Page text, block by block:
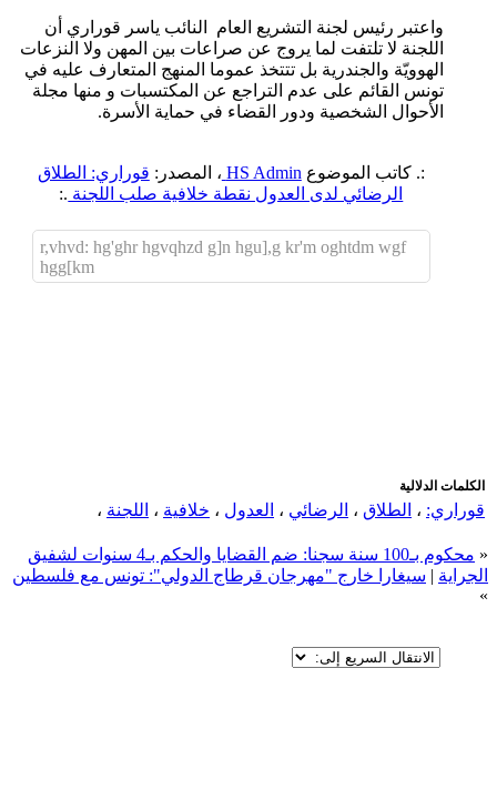
واعتبر رئيس لجنة التشريع العام النائب ياسر قوراري أن
اللجنة لا تلتفت لما يروج عن صراعات بين المهن ولا النزعات
الهوويّة والجندرية بل تتتخذ عموما المنهج المتعارف عليه في
تونس القائم على عدم التراجع عن المكتسبات و منها مجلة
الأحوال الشخصية ودور القضاء في حماية الأسرة.
:. كاتب الموضوع HS Admin ، المصدر: قوراري: الطلاق
الرضائي لدى العدول نقطة خلافية صلب اللجنة .:
r,vhvd: hg'ghr hgvqhzd g]n hgu],g kr'm oghtdm wgf
hgg[km
الكلمات الدلالية
قوراري: ، الطلاق ، الرضائي ، العدول ، خلافية ، اللجنة ،
«
محكوم بـ100 سنة سجنا: ضم القضايا والحكم بـ4 سنوات لشفيق
الجراية | سيغارا خارج "مهرجان قرطاج الدولي": تونس مع فلسطين
»